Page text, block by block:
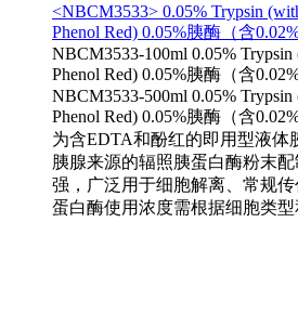
<NBCM3533> 0.05% Trypsin
Phenol Red) 0.05%胰酶（含
NBCM3533-100ml 0.05%
Phenol Red) 0.05%胰酶（含
NBCM3533-500ml 0.05%
Phenol Red) 0.05%胰酶（含
为含EDTA和酚红的即用型液体
胰腺来源的辐照胰蛋白酶粉末
强，广泛用于细胞解离、常规
蛋白酶使用浓度需根据细胞类型